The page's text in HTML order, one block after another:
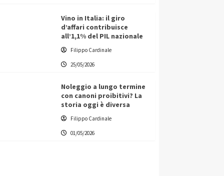
Vino in Italia: il giro
d’affari contribuisce
all’1,1% del PIL nazionale
Filippo Cardinale
25/05/2026
Noleggio a lungo termine
con canoni proibitivi? La
storia oggi è diversa
Filippo Cardinale
01/05/2026